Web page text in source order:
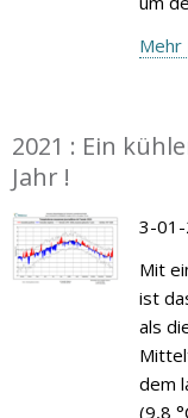
Mehr
2021 : Ein
Jahr !
3-
Mit
ist
als
dem
(9,8